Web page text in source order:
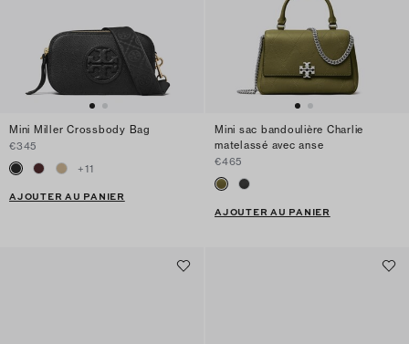
Mini Miller Crossbody Bag
€345
+11
AJOUTER AU PANIER
Mini sac bandoulière Charlie
matelassé avec anse
€465
AJOUTER AU PANIER